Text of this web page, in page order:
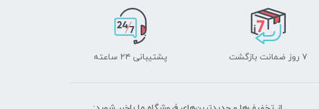
۷ روز ضمانت بازگشت پشتیبانی ۲۴ ساعته